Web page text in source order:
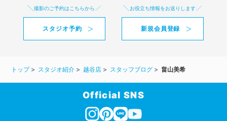
撮影のご予約はこちらから
スタジオ予約
お役立ち情報をお送りします
新規会員登録
トップ スタジオ紹介 越谷店 スタッフブログ 畠山美希
Official SNS